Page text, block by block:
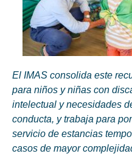
El IMAS consolida este
para niños y niñas con
intelectual y necesidades
conducta, y trabaja para
servicio de estancias
casos de mayor